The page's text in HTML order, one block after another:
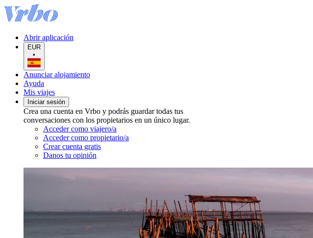
Abrir aplicación
EUR
•
Anunciar alojamiento
Ayuda
Mis viajes
Iniciar sesión
Crea una cuenta en Vrbo y podrás guardar todas tus
conversaciones con los propietarios en un único lugar.
Acceder como viajero/a
Acceder como propietario/a
Crear cuenta gratis
Danos tu opinión